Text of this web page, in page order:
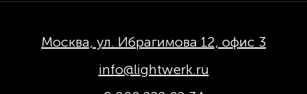
Москва, ул. Ибрагимова 12, офис 3
info@lightwerk.ru